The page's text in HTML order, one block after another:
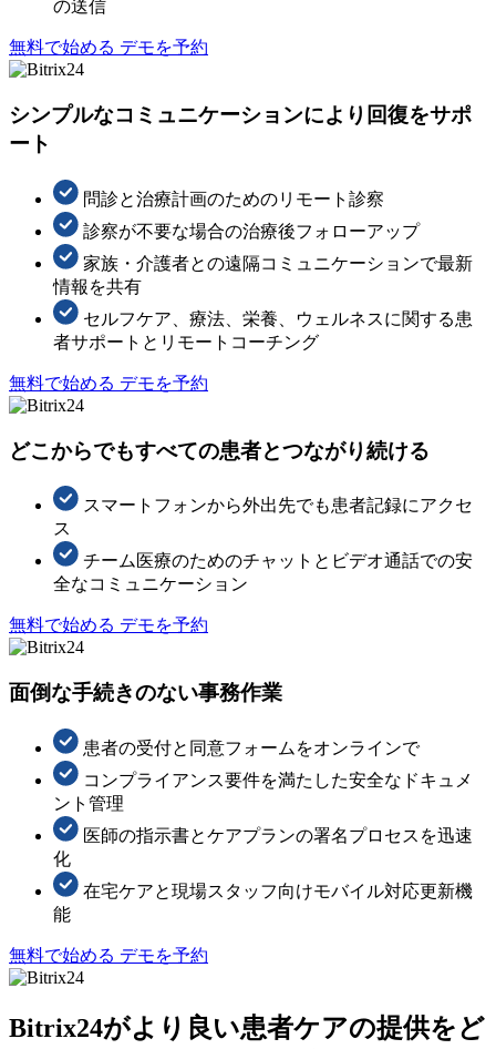
の送信
無料で始める デモを予約
シンプルなコミュニケーションにより回復をサポ
ート
問診と治療計画のためのリモート診察
診察が不要な場合の治療後フォローアップ
家族・介護者との遠隔コミュニケーションで最新
情報を共有
セルフケア、療法、栄養、ウェルネスに関する患
者サポートとリモートコーチング
無料で始める デモを予約
どこからでもすべての患者とつながり続ける
スマートフォンから外出先でも患者記録にアクセ
ス
チーム医療のためのチャットとビデオ通話での安
全なコミュニケーション
無料で始める デモを予約
面倒な手続きのない事務作業
患者の受付と同意フォームをオンラインで
コンプライアンス要件を満たした安全なドキュメ
ント管理
医師の指示書とケアプランの署名プロセスを迅速
化
在宅ケアと現場スタッフ向けモバイル対応更新機
能
無料で始める デモを予約
Bitrix24がより良い患者ケアの提供をど